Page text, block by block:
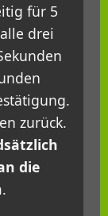
für 5
drei
zurück.
die
.